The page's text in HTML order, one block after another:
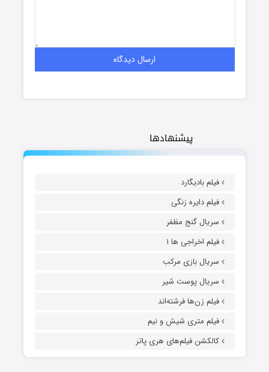
پیشنهادها
فیلم بادیگارد
فیلم دایره زنگی
سریال گنج مظفر
فیلم اخراجی ها ۱
سریال بازی مرکب
سریال پوست شیر
فیلم زن‌ها فرشته‌اند
فیلم متری شیش و نیم
کالکشن فیلم‌های هری پاتر